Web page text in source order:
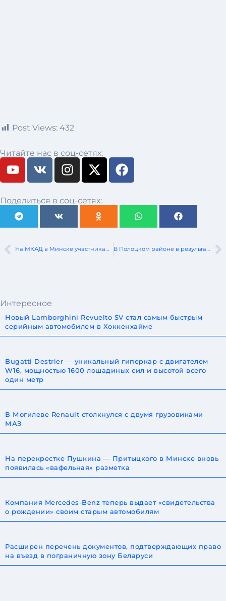
Post Views: 432
Читайте нас в соц-сетях:
Поделиться в соц-сетях:
На МКАД в Минске участниками ДТП стали 6 машин В Полоцком районе в результате наезда на пень погиб водитель Нyundai
Интересное
Новый Lamborghini Revuelto SV стал самым быстрым
серийным автомобилем в Хоккенхайме
Bugatti Destrier — уникальный гиперкар с двигателем
W16, мощностью 1600 лошадиных сил и высотой всего
один метр
В Могилеве Renault столкнулся с двумя грузовиками
МАЗ
На перекрестке Пушкина — Притыцкого в Минске вновь
появилась «вафельная» разметка
Компания Mercedes-Benz теперь выдает «свидетельства
о рождении» своим старым автомобилям
Расширен перечень документов, подтверждающих право
на въезд в пограничную зону Беларуси